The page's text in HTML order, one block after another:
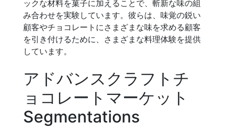
ックな材料を菓子に加えることで、斬新な味の組
み合わせを実験しています。彼らは、味覚の鋭い
顧客やチョコレートにさまざまな味を求める顧客
を引き付けるために、さまざまな料理体験を提供
しています。
アドバンスクラフトチ
ョコレートマーケット
Segmentations